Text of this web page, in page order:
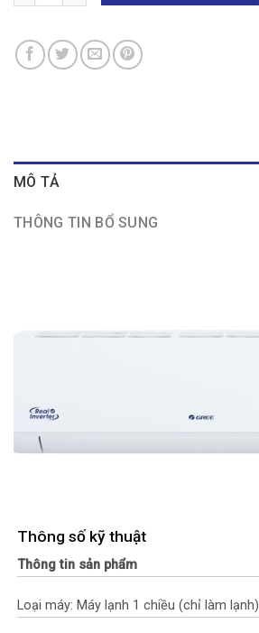
MÔ TẢ
THÔNG TIN BỔ SUNG
Thông số kỹ thuật
Thông tin sản phẩm
Loại máy: Máy lạnh 1 chiều (chỉ làm lạnh)